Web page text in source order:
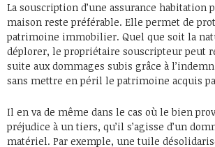
La souscription d’une assurance habitation
maison reste préférable. Elle permet de
patrimoine immobilier. Quel que soit la
déplorer, le propriétaire souscripteur peut
suite aux dommages subis grâce à
sans mettre en péril le patrimoine acquis
Il en va de même dans le cas où le bien
préjudice à un tiers, qu’il s’agisse d’un
matériel. Par exemple, une tuile